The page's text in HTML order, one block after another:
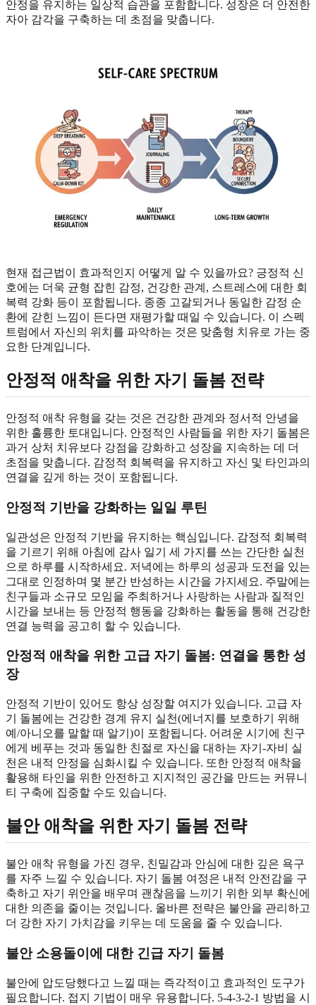
안정을 유지하는 일상적 습관을 포함합니다. 성장은 더 안전한
자아 감각을 구축하는 데 초점을 맞춥니다.
현재 접근법이 효과적인지 어떻게 알 수 있을까요? 긍정적 신
호에는 더욱 균형 잡힌 감정, 건강한 관계, 스트레스에 대한 회
복력 강화 등이 포함됩니다. 종종 고갈되거나 동일한 감정 순
환에 갇힌 느낌이 든다면 재평가할 때일 수 있습니다. 이 스펙
트럼에서 자신의 위치를 파악하는 것은 맞춤형 치유로 가는 중
요한 단계입니다.
안정적 애착을 위한 자기 돌봄 전략
안정적 애착 유형을 갖는 것은 건강한 관계와 정서적 안녕을
위한 훌륭한 토대입니다. 안정적인 사람들을 위한 자기 돌봄은
과거 상처 치유보다 강점을 강화하고 성장을 지속하는 데 더
초점을 맞춥니다. 감정적 회복력을 유지하고 자신 및 타인과의
연결을 깊게 하는 것이 포함됩니다.
안정적 기반을 강화하는 일일 루틴
일관성은 안정적 기반을 유지하는 핵심입니다. 감정적 회복력
을 기르기 위해 아침에 감사 일기 세 가지를 쓰는 간단한 실천
으로 하루를 시작하세요. 저녁에는 하루의 성공과 도전을 있는
그대로 인정하며 몇 분간 반성하는 시간을 가지세요. 주말에는
친구들과 소규모 모임을 주최하거나 사랑하는 사람과 질적인
시간을 보내는 등 안정적 행동을 강화하는 활동을 통해 건강한
연결 능력을 공고히 할 수 있습니다.
안정적 애착을 위한 고급 자기 돌봄: 연결을 통한 성
장
안정적 기반이 있어도 항상 성장할 여지가 있습니다. 고급 자
기 돌봄에는 건강한 경계 유지 실천(에너지를 보호하기 위해
예/아니오를 말할 때 알기)이 포함됩니다. 어려운 시기에 친구
에게 베푸는 것과 동일한 친절로 자신을 대하는 자기-자비 실
천은 내적 안정을 심화시킬 수 있습니다. 또한 안정적 애착을
활용해 타인을 위한 안전하고 지지적인 공간을 만드는 커뮤니
티 구축에 집중할 수도 있습니다.
불안 애착을 위한 자기 돌봄 전략
불안 애착 유형을 가진 경우, 친밀감과 안심에 대한 깊은 욕구
를 자주 느낄 수 있습니다. 자기 돌봄 여정은 내적 안전감을 구
축하고 자기 위안을 배우며 괜찮음을 느끼기 위한 외부 확신에
대한 의존을 줄이는 것입니다. 올바른 전략은 불안을 관리하고
더 강한 자기 가치감을 키우는 데 도움을 줄 수 있습니다.
불안 소용돌이에 대한 긴급 자기 돌봄
불안에 압도당했다고 느낄 때는 즉각적이고 효과적인 도구가
필요합니다. 접지 기법이 매우 유용합니다. 5-4-3-2-1 방법을 시